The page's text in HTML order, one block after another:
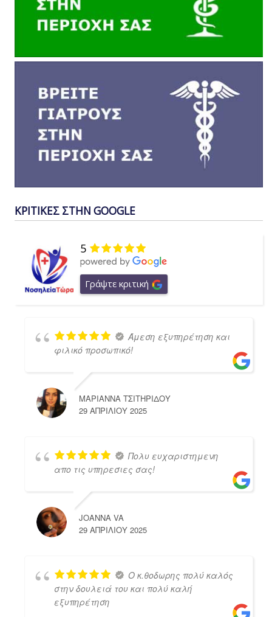
ΚΡΙΤΙΚΕΣ ΣΤΗΝ GOOGLE
5
Γράψτε κριτική
Άμεση εξυπηρέτηση και
φιλικό προσωπικό!
ΜΑΡΙΑΝΝΑ ΤΣΙΤΗΡΙΔΟΥ
29 ΑΠΡΙΛΊΟΥ 2025
Πολυ ευχαριστημενη
απο τις υπηρεσιες σας!
JOANNA VA
29 ΑΠΡΙΛΊΟΥ 2025
Ο κ.θοδωρης πολύ καλός
στην δουλειά του και πολύ καλή
εξυπηρέτηση